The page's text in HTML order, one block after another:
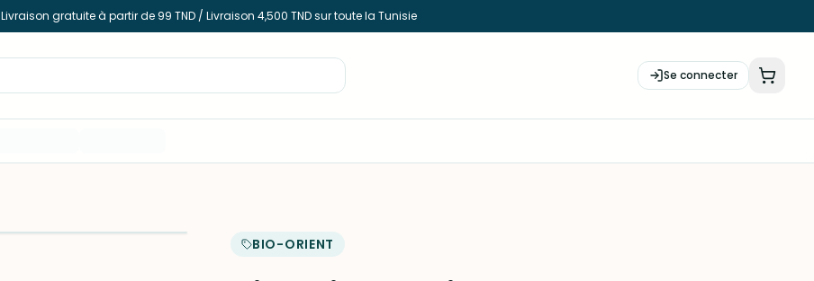
Livraison gratuite à partir de 99 TND / Livraison 4,500 TND sur toute la Tunisie
Se connecter
BIO-ORIENT